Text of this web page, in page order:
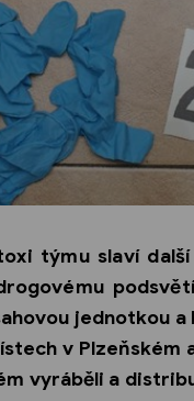
týmu slaví
jednotkou a
v
vyráběli a